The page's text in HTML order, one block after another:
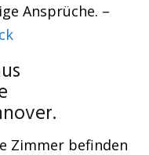
Ansprüche. –
Zimmer befinden